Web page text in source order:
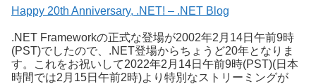
Happy 20th Anniversary, .NET! – .NET Blog
.NET Frameworkの正式な登場が2002年2月14日午前9時
(PST)でしたので、.NET登場からちょうど20年となりま
す。これをお祝いして2022年2月14日午前9時(PST)(日本
時間では2月15日午前2時)より特別なストリーミングが